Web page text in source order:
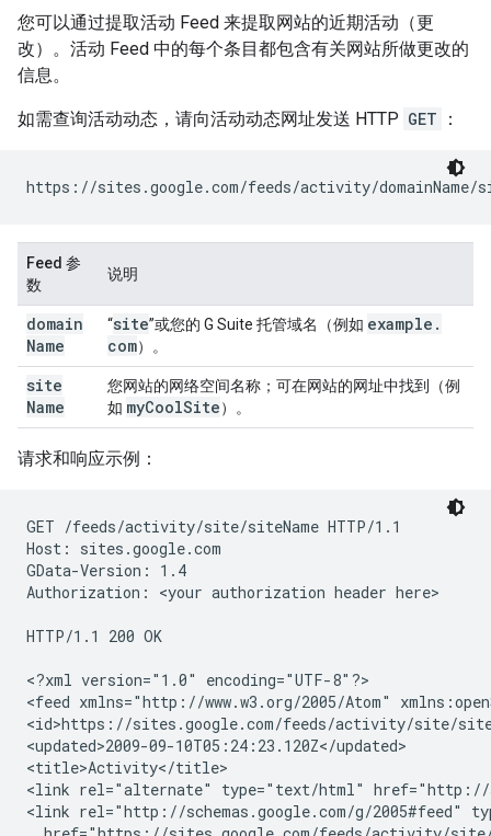
您可以通过提取活动 Feed 来提取网站的近期活动（更
改）。活动 Feed 中的每个条目都包含有关网站所做更改的
信息。
如需查询活动动态，请向活动动态网址发送 HTTP GET ：
https://sites.google.com/feeds/activity/domainName/
Feed 参
数
说明
domain
Name
“site”或您的 G Suite 托管域名（例如 example .
com）。
site
Name
您网站的网络空间名称；可在网站的网址中找到（例
如 myCoolSite）。
请求和响应示例：
GET /feeds/activity/site/siteName HTTP/1.1
Host: sites.google.com
GData-Version: 1.4
Authorization: <your authorization header here>
HTTP/1.1 200 OK
<?xml version="1.0" encoding="UTF-8"?>
<feed xmlns="http://www.w3.org/2005/Atom"
<id>https://sites.google.com/feeds/activity/site/
<updated>2009-09-10T05:24:23.120Z</updated>
<title>Activity</title>
<link rel="alternate" type="text/html" href="http://
<link rel="http://schemas.google.com/g/2005#feed"